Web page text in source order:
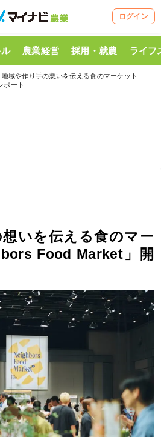
ログイン
農業経営 採用・就農 ライフ
地域や作り手の想いを伝える食のマーケット
ポート
いを伝える食のマー
Food Market」開